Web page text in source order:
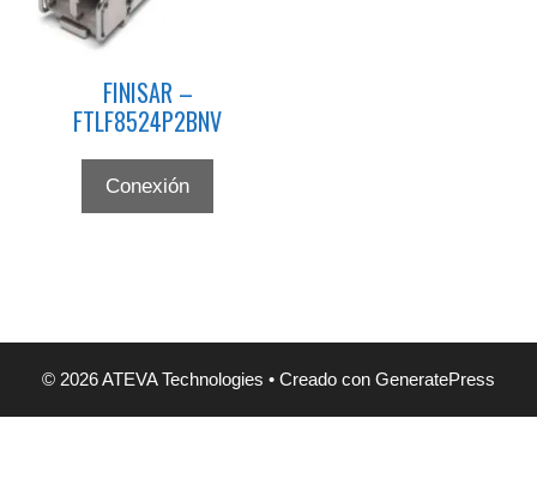
FINISAR –
FTLF8524P2BNV
Conexión
© 2026 ATEVA Technologies • Creado con GeneratePress